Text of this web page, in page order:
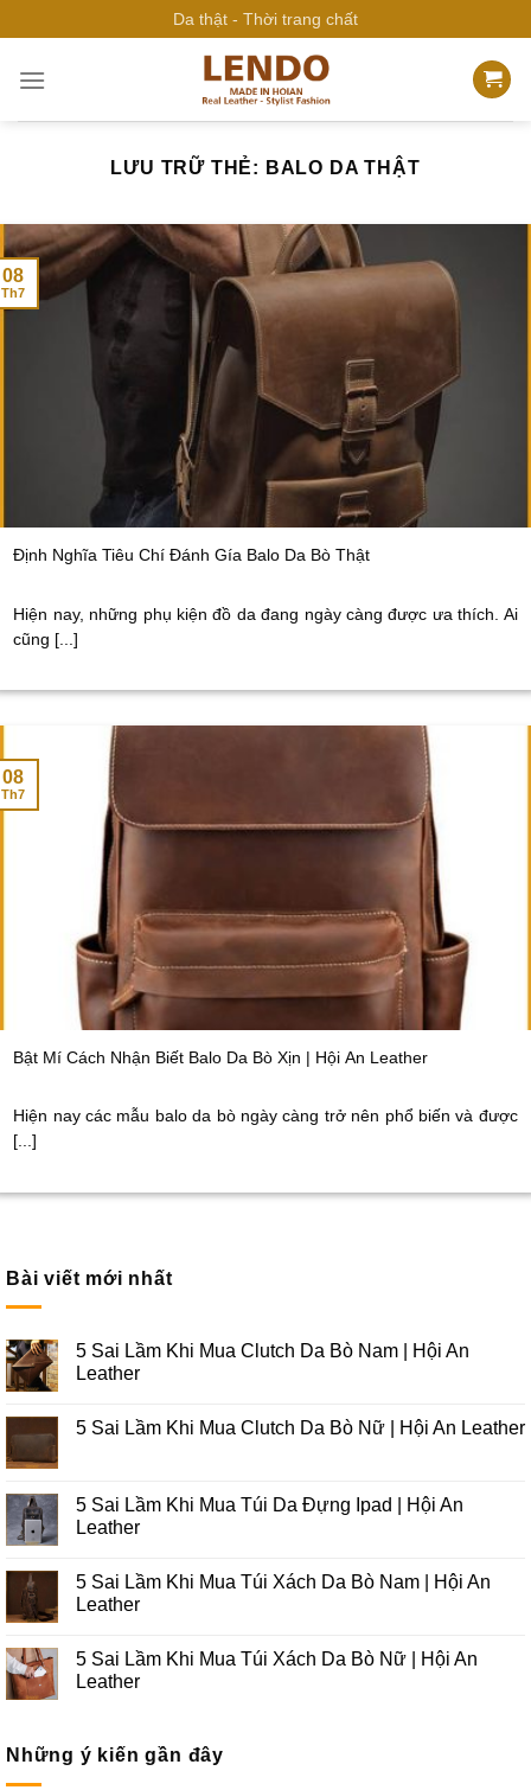
qua
nội
Da thật - Thời trang chất
LƯU TRỮ THẺ: BALO DA THẬT
Định Nghĩa Tiêu Chí Đánh Gía Balo Da Bò Thật
Hiện nay, những phụ kiện đồ da đang ngày càng được ưa thích. Ai
cũng [...]
08
Th7
Bật Mí Cách Nhận Biết Balo Da Bò Xịn | Hội An Leather
Hiện nay các mẫu balo da bò ngày càng trở nên phổ biến và được
[...]
08
Th7
Bài viết mới nhất
5 Sai Lầm Khi Mua Clutch Da Bò Nam | Hội An
Leather
5 Sai Lầm Khi Mua Clutch Da Bò Nữ | Hội An Leather
5 Sai Lầm Khi Mua Túi Da Đựng Ipad | Hội An
Leather
5 Sai Lầm Khi Mua Túi Xách Da Bò Nam | Hội An
Leather
5 Sai Lầm Khi Mua Túi Xách Da Bò Nữ | Hội An
Leather
Những ý kiến gần đây